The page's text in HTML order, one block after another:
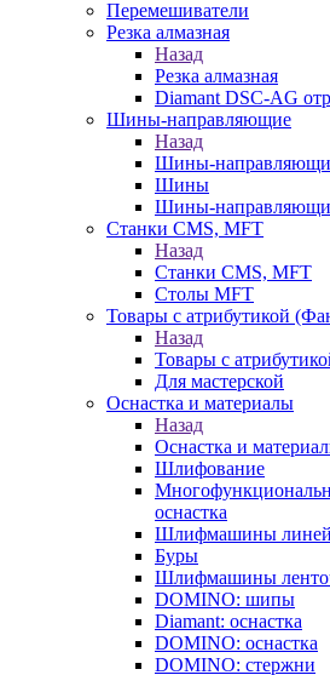
Перемешиватели
Резка алмазная
Назад
Резка алмазная
Diamant DSC-AG
Шины-направляющие
Назад
Шины-
Шины
Шины-
Станки CMS, MFT
Назад
Станки CMS, MFT
Столы MFT
Товары с атрибутикой
Назад
Товары с
Для мастерской
Оснастка и материалы
Назад
Оснастка и
Шлифование
оснастка
Шлифмашины
Буры
Шлифмашины
DOMINO: шипы
Diamant: оснастка
DOMINO: оснастка
DOMINO: стержни